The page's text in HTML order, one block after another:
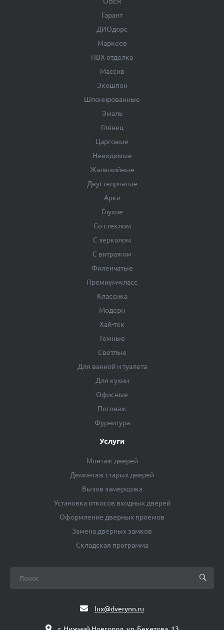
Гарант
ДИОдорс
Маркеев
ПВХ отделка
Массив
Экошпон
Шпонированные
Эмаль
Глянец
Царговые
Невидимые
Жалюзийные
Двустворчатые
Арки
Глухие
Со стеклом
С зеркалом
С витражом
Филенчатые
Премиум-класс
Классика
Модерн
Хай-тек
Темные
Светлые
Для ванной и туалета
Для кухни
Офисные
Погонаж
Фурнитура
Услуги
Монтаж дверей
Демонтаж старых дверей
Вызов замерщика
Установка откосов входных дверей
Оформление дверных проемов
Замена дверных замков
Складская программа
lux@dverynn.ru